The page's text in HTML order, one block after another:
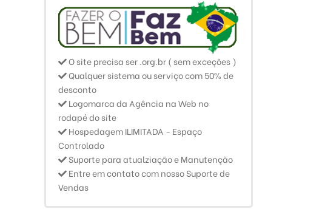
O site precisa ser .org.br ( sem exceções )
Qualquer sistema ou serviço com 50% de
desconto
Logomarca da Agência na Web no
rodapé do site
Hospedagem ILIMITADA - Espaço
Controlado
Suporte para atualziação e Manutenção
Entre em contato com nosso Suporte de
Vendas